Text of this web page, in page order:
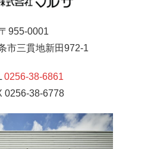
〒955-0001
市三貫地新田972-1
0256-38-6861
0256-38-6778